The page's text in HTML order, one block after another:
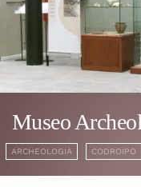
Museo
ARCHEOLOGIA CODROIPO